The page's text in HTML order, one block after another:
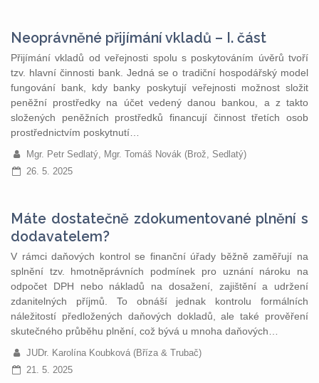
Neoprávněné přijímání vkladů – I. část
Přijímání vkladů od veřejnosti spolu s poskytováním úvěrů tvoří
tzv. hlavní činnosti bank. Jedná se o tradiční hospodářský model
fungování bank, kdy banky poskytují veřejnosti možnost složit
peněžní prostředky na účet vedený danou bankou, a z takto
složených peněžních prostředků financují činnost třetích osob
prostřednictvím poskytnutí…
Mgr. Petr Sedlatý, Mgr. Tomáš Novák (Brož, Sedlatý)
26. 5. 2025
Máte dostatečně zdokumentované plnění s
dodavatelem?
V rámci daňových kontrol se finanční úřady běžně zaměřují na
splnění tzv. hmotněprávních podmínek pro uznání nároku na
odpočet DPH nebo nákladů na dosažení, zajištění a udržení
zdanitelných příjmů. To obnáší jednak kontrolu formálních
náležitostí předložených daňových dokladů, ale také prověření
skutečného průběhu plnění, což bývá u mnoha daňových…
JUDr. Karolína Koubková (Bříza & Trubač)
21. 5. 2025